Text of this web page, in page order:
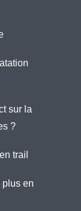
sur la
?
trail
plus en